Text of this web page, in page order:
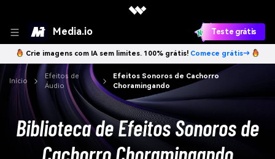
Media.io Teste grátis
Crie imagens com IA sem limites. 100% grátis! Comece grátis→
Início
Efeitos de
Áudio
Efeitos Sonoros de Cachorro
Choramingando
Biblioteca de Efeitos Sonoros de